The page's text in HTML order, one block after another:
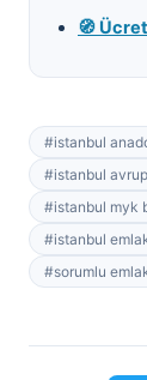
🧭
#istanbul
#istanbul
#istanbul myk
#istanbul
#sorumlu